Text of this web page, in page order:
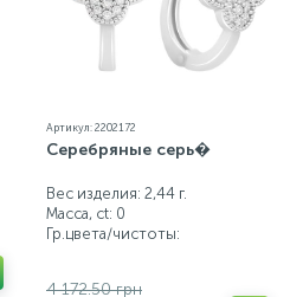
Артикул: 2202172
Серебряные серь�
Вес изделия: 2,44 г.
Масса, ct: 0
Гр.цвета/чистоты:
4 172.50 грн